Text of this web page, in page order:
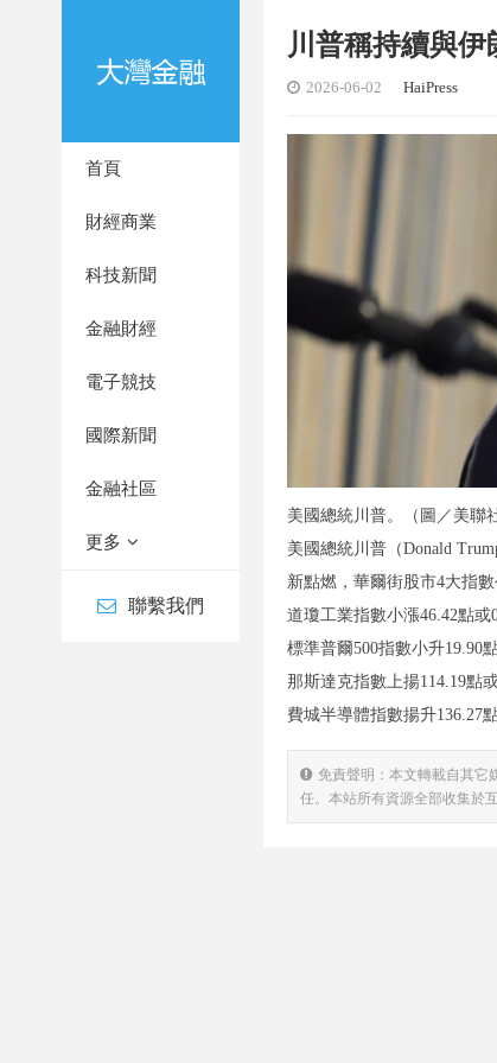
首頁
財經商業
科技新聞
金融財經
電子競技
國際新聞
金融社區
更多
聯繫我們
川普稱持續與
2026-06-02 HaiPress
美國總統川普。（圖／美聯
美國總統川普（Donald
新點燃，華爾街股市4大指
道瓊工業指數小漲46.42點或
標準普爾500指數小升19.90
那斯達克指數上揚114.19點
費城半導體指數揚升136.27
免責聲明：本文轉載自其它
任。本站所有資源全部收集於